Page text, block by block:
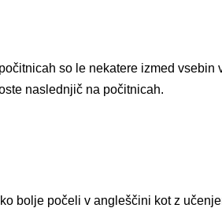
so le nekatere izmed vsebin
naslednjič na počitnicah.
bolje počeli v angleščini kot z